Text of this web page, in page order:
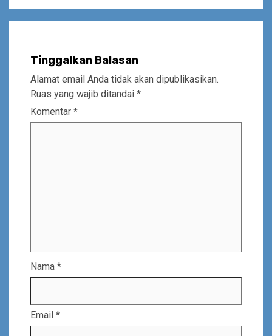
Tinggalkan Balasan
Alamat email Anda tidak akan dipublikasikan.
Ruas yang wajib ditandai *
Komentar *
Nama *
Email *